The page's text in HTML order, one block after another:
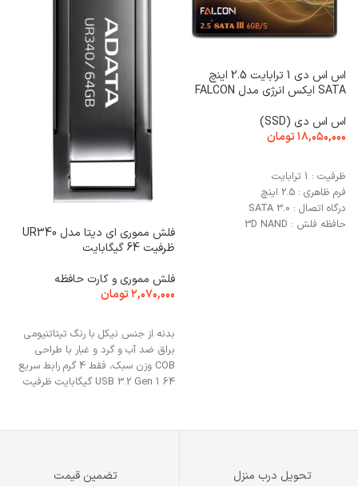
اس اس دی 1 ترابایت 2.5 اینچ
SATA ایکس انرژی مدل FALCON
اس اس دی (SSD)
۱۸,۰۵۰,۰۰۰تومان
ظرفیت : 1 ترابایت
فرم ظاهری : 2.5 اینچ
درگاه اتصال : SATA 3.0
حافظه فلش : 3D NAND
فلش مموری ای دیتا مدل UR340
ظرفیت 64 گیگابایت
فلش مموری و کارت حافظه
۲,۰۷۰,۰۰۰تومان
بدنه از جنس نیکل با رنگ تیتاتنیومی
براق ضد آب و گرد و غبار با طراحی
COB وزن سبک، فقط 4 گرم رابط سریع
USB 3.2 Gen 1 64 گیگابایت ظرفیت
تحویل درب منزل تضمین قیمت